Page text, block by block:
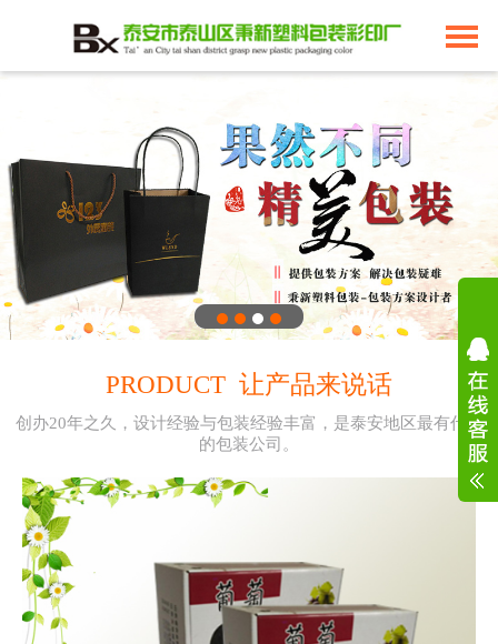
PRODUCT 让产品来说话
创办20年之久，设计经验与包装经验丰富，是泰安地区最有代表
的包装公司。